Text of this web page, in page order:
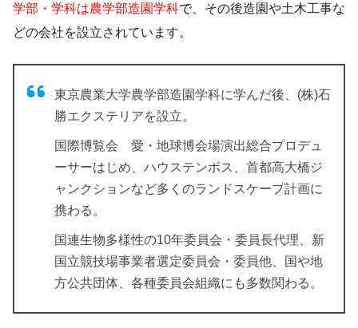
学部・学科は農学部造園学科で、その後造園や土木工事な
どの会社を設立されています。
東京農業大学農学部造園学科に学んだ後、 (株)石
勝エクステリアを設立。
国際博覧会 愛・地球博会場演出総合プロデュ
ーサーはじめ、ハウステンボス、首都高大橋ジ
ャンクションなど多くのランドスケープ計画に
携わる。
国連生物多様性の10年委員会・委員長代理、新
国立競技場事業者選定委員会・委員他、国や地
方公共団体、各種委員会組織にも多数関わる。